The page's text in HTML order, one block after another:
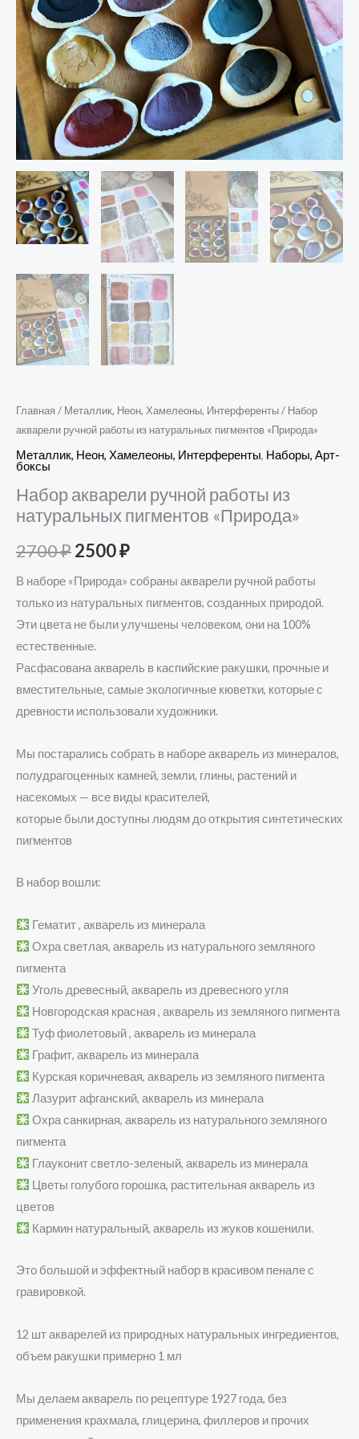
Главная / Металлик, Неон, Хамелеоны, Интерференты/ Набор
акварели ручной работы из натуральных пигментов «Природа»
Металлик, Неон, Хамелеоны, Интерференты, Наборы, Арт-
боксы
Набор акварели ручной работы из
натуральных пигментов «Природа»
2700₽2500₽
В наборе «Природа» собраны акварели ручной работы
только из натуральных пигментов, созданных природой.
Эти цвета не были улучшены человеком, они на 100%
естественные.
Расфасована акварель в каспийские ракушки, прочные и
вместительные, самые экологичные кюветки, которые с
древности использовали художники.
Мы постарались собрать в наборе акварель из минералов,
полудрагоценных камней, земли, глины, растений и
насекомых — все виды красителей,
которые были доступны людям до открытия синтетических
пигментов
В набор вошли:
Гематит , акварель из минерала
Охра светлая, акварель из натурального земляного
пигмента
Уголь древесный, акварель из древесного угля
Новгородская красная , акварель из земляного пигмента
Туф фиолетовый , акварель из минерала
Графит, акварель из минерала
Курская коричневая, акварель из земляного пигмента
Лазурит афганский, акварель из минерала
Охра санкирная, акварель из натурального земляного
пигмента
Глауконит светло-зеленый, акварель из минерала
Цветы голубого горошка, растительная акварель из
цветов
Кармин натуральный, акварель из жуков кошенили.
Это большой и эффектный набор в красивом пенале с
гравировкой.
12 шт акварелей из природных натуральных ингредиентов,
объем ракушки примерно 1 мл
Мы делаем акварель по рецептуре 1927 года, без
применения крахмала, глицерина, филлеров и прочих